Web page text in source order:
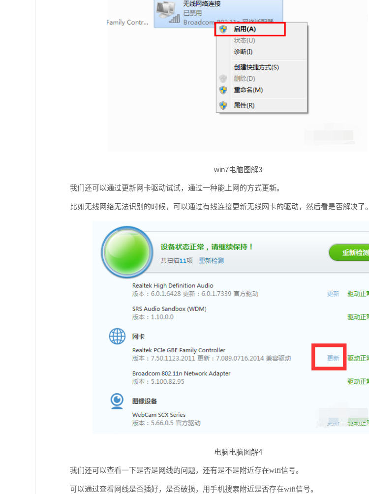
win7电脑图解3
我们还可以通过更新网卡驱动试试，通过一种能上网的方式更新。
比如无线网络无法识别的时候，可以通过有线连接更新无线网卡的驱动，然后看是否解决了。
电脑电脑图解4
我们还可以查看一下是否是网线的问题，还有是不是附近存在wifi信号。
可以通过查看网线是否插好，是否破损，用手机搜索附近是否存在wifi信号。